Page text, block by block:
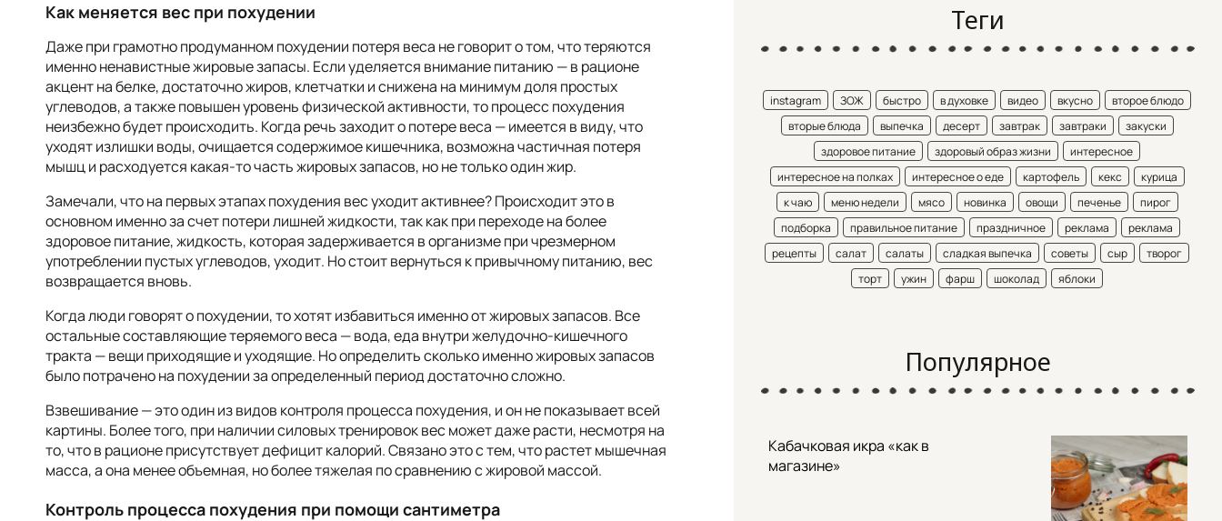
Как меняется вес при похудении
Даже при грамотно продуманном похудении потеря веса не говорит о том, что теряются
именно ненавистные жировые запасы. Если уделяется внимание питанию — в рационе
акцент на белке, достаточно жиров, клетчатки и снижена на минимум доля простых
углеводов, а также повышен уровень физической активности, то процесс похудения
неизбежно будет происходить. Когда речь заходит о потере веса — имеется в виду, что
уходят излишки воды, очищается содержимое кишечника, возможна частичная потеря
мышц и расходуется какая-то часть жировых запасов, но не только один жир.
Замечали, что на первых этапах похудения вес уходит активнее? Происходит это в
основном именно за счет потери лишней жидкости, так как при переходе на более
здоровое питание, жидкость, которая задерживается в организме при чрезмерном
употреблении пустых углеводов, уходит. Но стоит вернуться к привычному питанию, вес
возвращается вновь.
Когда люди говорят о похудении, то хотят избавиться именно от жировых запасов. Все
остальные составляющие теряемого веса — вода, еда внутри желудочно-кишечного
тракта — вещи приходящие и уходящие. Но определить сколько именно жировых запасов
было потрачено на похудении за определенный период достаточно сложно.
Взвешивание — это один из видов контроля процесса похудения, и он не показывает всей
картины. Более того, при наличии силовых тренировок вес может даже расти, несмотря на
то, что в рационе присутствует дефицит калорий. Связано это с тем, что растет мышечная
масса, а она менее объемная, но более тяжелая по сравнению с жировой массой.
Контроль процесса похудения при помощи сантиметра
Теги
instagram ЗОЖ быстро в духовке видео вкусно
второе блюдо
вторые блюда
выпечка десерт завтрак завтраки
закуски
здоровое питание
здоровый образ жизни
интересное
интересное на полках
интересное о еде картофель кекс
курица
к чаю
меню недели мясо новинка овощи печенье
пирог
подборка
правильное питание праздничное реклама
реклама
рецепты
салат салаты сладкая выпечка советы сыр
творог
торт
ужин фарш шоколад яблоки
Популярное
Кабачковая икра «как в
магазине»